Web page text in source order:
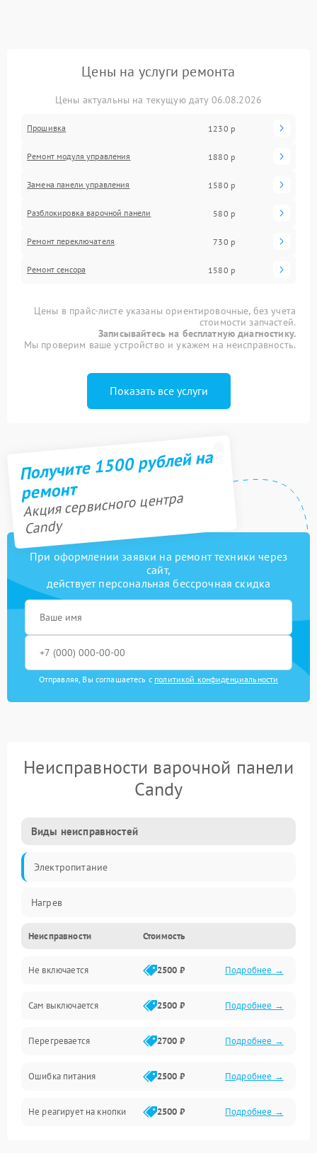
Цены на услуги ремонта
Цены актуальны на текущую дату 06.08.2026
Прошивка 1230 р
Ремонт модуля управления 1880 р
Замена панели управления 1580 р
Разблокировка варочной панели 580 р
Ремонт переключателя 730 р
Ремонт сенсора 1580 р
Цены в прайс-листе указаны ориентировочные, без учета
стоимости запчастей.
Записывайтесь на бесплатную диагностику.
Мы проверим ваше устройство и укажем на неисправность.
Показать все услуги
Получите 1500 рублей на
ремонт
Акция сервисного центра
Candy
При оформлении заявки на ремонт техники через
сайт,
действует персональная бессрочная скидка
Отправляя, Вы соглашаетесь с политикой конфиденциальности
Неисправности варочной панели
Candy
Виды неисправностей
Электропитание
Нагрев
Неисправности Стоимость
Не включается 2500 ₽ Подробнее →
Сам выключается 2500 ₽ Подробнее →
Перегревается 2700 ₽ Подробнее →
Ошибка питания 2500 ₽ Подробнее →
Не реагирует на кнопки 2500 ₽ Подробнее →